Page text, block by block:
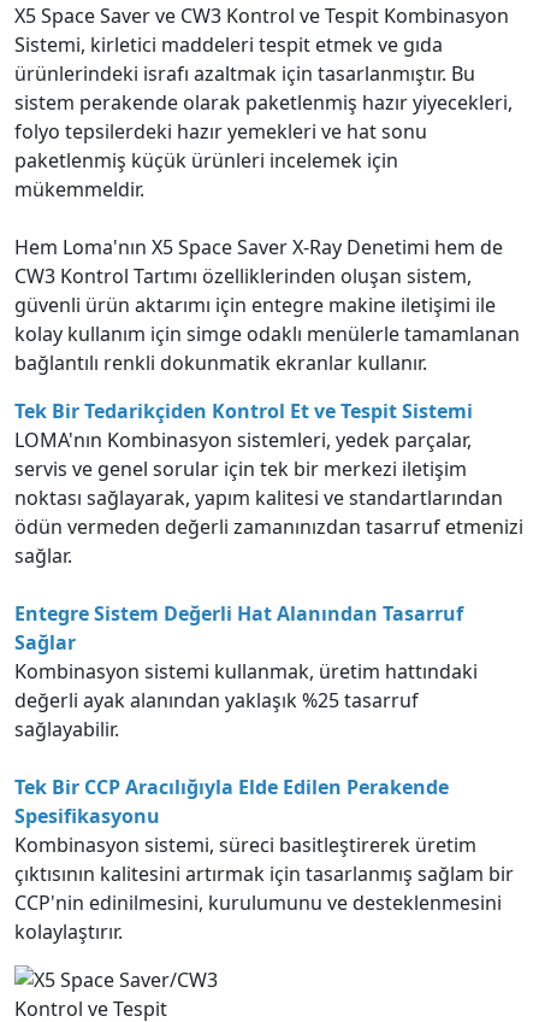
X5 Space Saver ve CW3 Kontrol ve Tespit Kombinasyon
Sistemi, kirletici maddeleri tespit etmek ve gıda
ürünlerindeki israfı azaltmak için tasarlanmıştır. Bu
sistem perakende olarak paketlenmiş hazır yiyecekleri,
folyo tepsilerdeki hazır yemekleri ve hat sonu
paketlenmiş küçük ürünleri incelemek için
mükemmeldir.
Hem Loma'nın X5 Space Saver X-Ray Denetimi hem de
CW3 Kontrol Tartımı özelliklerinden oluşan sistem,
güvenli ürün aktarımı için entegre makine iletişimi ile
kolay kullanım için simge odaklı menülerle tamamlanan
bağlantılı renkli dokunmatik ekranlar kullanır.
Tek Bir Tedarikçiden Kontrol Et ve Tespit Sistemi
LOMA'nın Kombinasyon sistemleri, yedek parçalar,
servis ve genel sorular için tek bir merkezi iletişim
noktası sağlayarak, yapım kalitesi ve standartlarından
ödün vermeden değerli zamanınızdan tasarruf etmenizi
sağlar.
Entegre Sistem Değerli Hat Alanından Tasarruf
Sağlar
Kombinasyon sistemi kullanmak, üretim hattındaki
değerli ayak alanından yaklaşık %25 tasarruf
sağlayabilir.
Tek Bir CCP Aracılığıyla Elde Edilen Perakende
Spesifikasyonu
Kombinasyon sistemi, süreci basitleştirerek üretim
çıktısının kalitesini artırmak için tasarlanmış sağlam bir
CCP'nin edinilmesini, kurulumunu ve desteklenmesini
kolaylaştırır.